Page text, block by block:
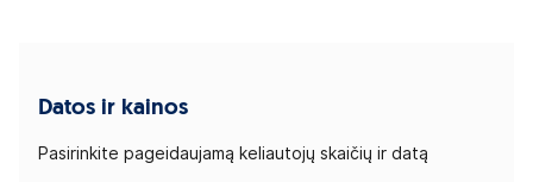
Datos ir kainos
Pasirinkite pageidaujamą keliautojų skaičių ir datą